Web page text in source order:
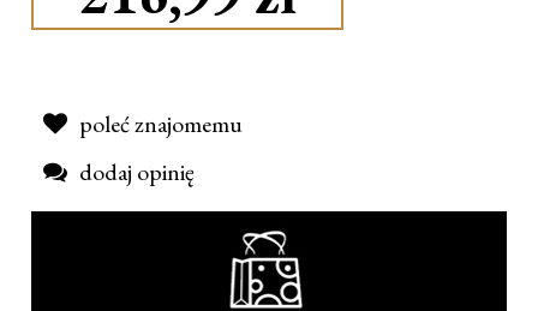
poleć znajomemu
dodaj opinię